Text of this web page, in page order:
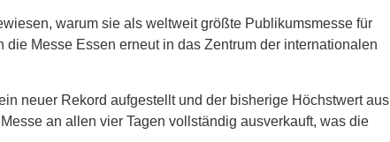
warum sie als weltweit größte Publikumsmesse für
Messe Essen erneut in das Zentrum der internationalen
neuer Rekord aufgestellt und der bisherige Höchstwert aus
an allen vier Tagen vollständig ausverkauft, was die